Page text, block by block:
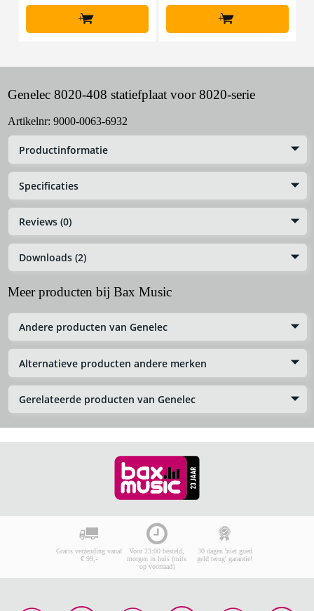
+ +
Genelec 8020-408 statiefplaat voor 8020-serie
Artikelnr: 9000-0063-6932
Productinformatie
Specificaties
Reviews (0)
Downloads (2)
Meer producten bij Bax Music
Andere producten van Genelec
Alternatieve producten andere merken
Gerelateerde producten van Genelec
Gratis verzending vanaf
€ 99,-
Voor 23:00 besteld,
morgen in huis (mits
op voorraad)
30 dagen 'niet goed
geld terug' garantie!